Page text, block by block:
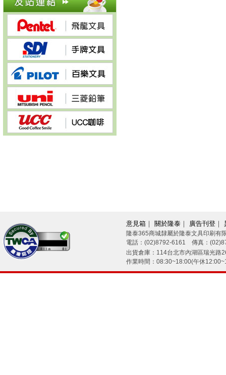
意見箱 ｜ 關於隆泰 ｜ 廣告刊登 ｜
隆泰365商城隸屬於隆泰文具印刷有
電話：(02)8792-6161 傳真：
出貨倉庫：114台北市內湖區瑞光路
作業時間：08:30~18:00(午休